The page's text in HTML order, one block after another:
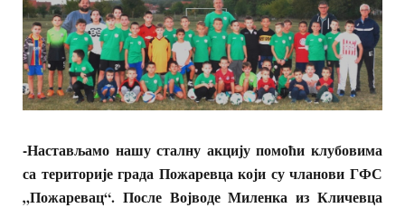
-Настављамо нашу сталну акцију помоћи клубовима
са територије града Пожаревца који су чланови ГФС
„Пожаревац“. После Војводе Миленка из Кличевца